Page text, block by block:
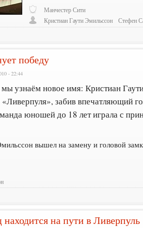
Манчестер Сити
Кристиан Гаути Эмильссон
Стефен
победу
- 22:44
узнаём новое имя: Кристиан
забив впечатляющий
юношей до 18 лет играла с
вышел на замену и головой
на пути в Ливерпуль